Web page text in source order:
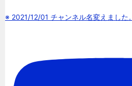
※ 2021/12/01 チャンネル名変えました。